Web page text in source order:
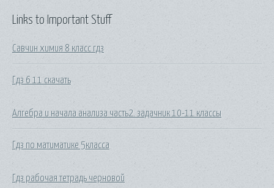
Links to Important Stuff
Савчин химия 8 класс гдз
Гдз 6 11 скачать
Алгебра и начала анализа часть2. задачник 10-11 классы
Гдз по матиматике 5класса
Гдз рабочая тетрадь черновой